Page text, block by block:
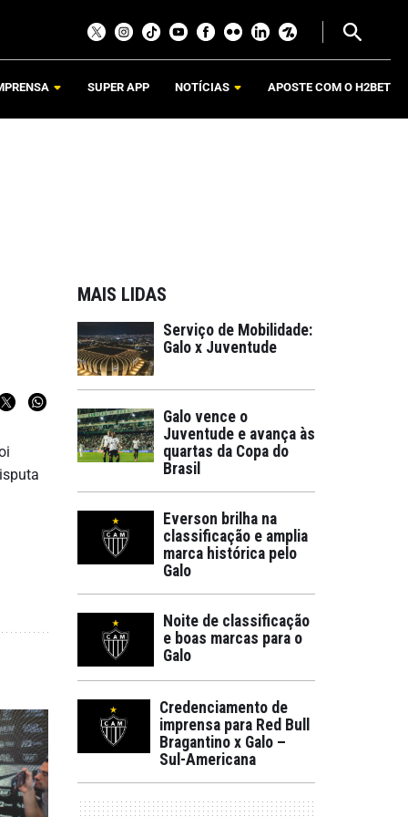
SUPER APP NOTÍCIAS APOSTE COM O H2BET
MAIS LIDAS
Serviço de Mobilidade:
Galo x Juventude
Galo vence o
Juventude e avança às
quartas da Copa do
Brasil
Everson brilha na
classificação e amplia
marca histórica pelo
Galo
Noite de classificação
e boas marcas para o
Galo
Credenciamento de
imprensa para Red Bull
Bragantino x Galo –
Sul-Americana